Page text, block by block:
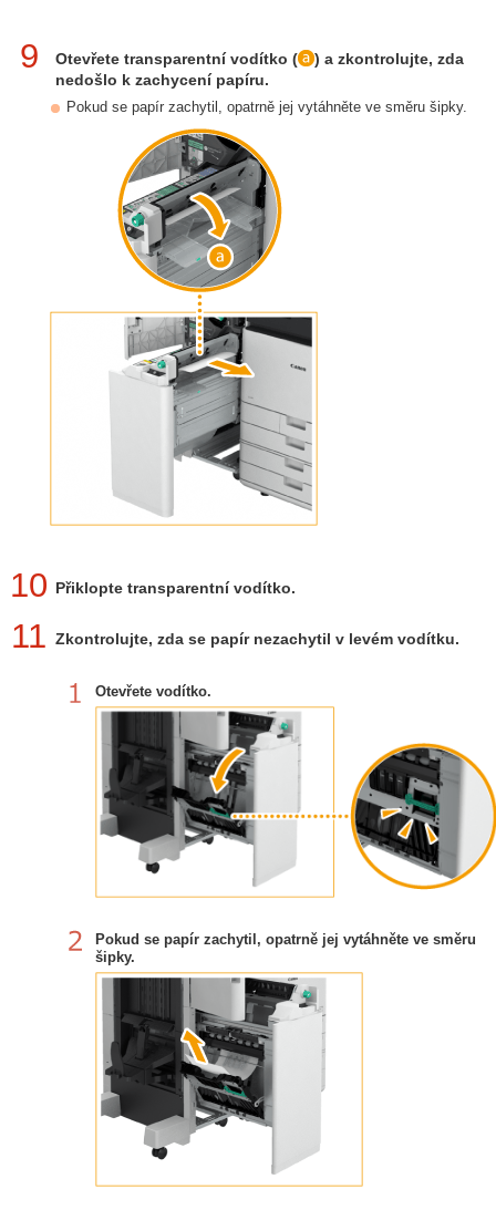
9 Otevřete transparentní vodítko (
) a zkontrolujte, zda
nedošlo k zachycení papíru.
Pokud se papír zachytil, opatrně jej vytáhněte ve směru šipky.
10 Přiklopte transparentní vodítko.
11 Zkontrolujte, zda se papír nezachytil v levém vodítku.
Otevřete vodítko.
Pokud se papír zachytil, opatrně jej vytáhněte ve směru
šipky.